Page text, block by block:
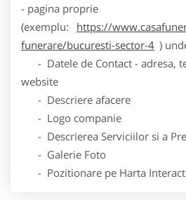
- pagina proprie
(exemplu:
https://
funerare/bucuresti-sector-4 )
- Datele de Contact - adresa,
website
- Descriere afacere
- Logo companie
- Descrierea Serviciilor si a
- Galerie Foto
- Pozitionare pe Harta